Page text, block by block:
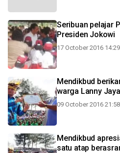
Seribuan pelajar
Presiden Jokowi
17 October 2016
Mendikbud
warga Lanny Jaya
09 October 2016
Mendikbud
satu atap